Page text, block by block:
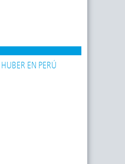
EN PERÚ